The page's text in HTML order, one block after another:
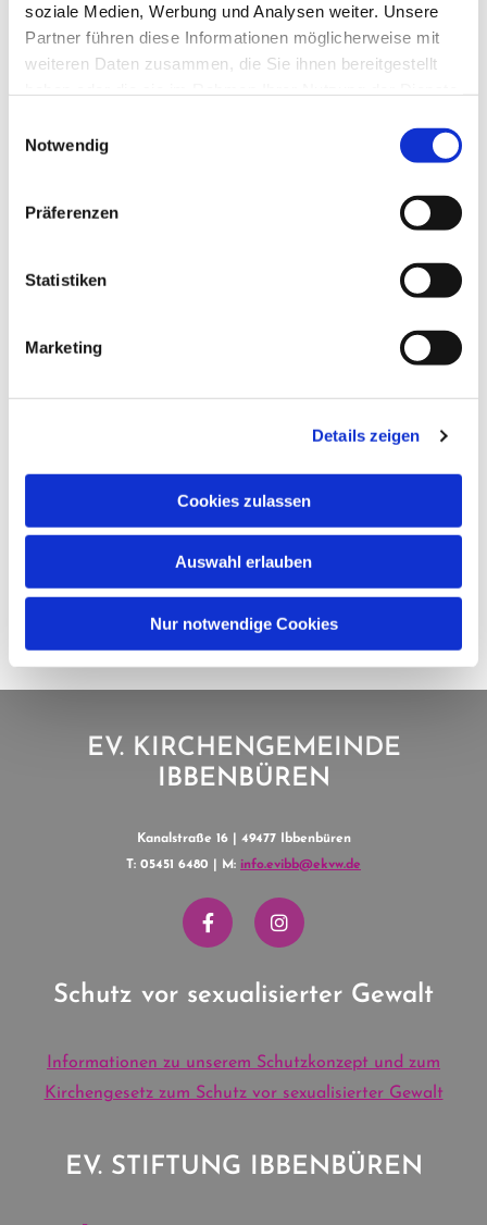
soziale Medien, Werbung und Analysen weiter. Unsere
Partner führen diese Informationen möglicherweise mit
weiteren Daten zusammen, die Sie ihnen bereitgestellt
Notwendig
Präferenzen
Statistiken
Marketing
Details zeigen
Cookies zulassen
Auswahl erlauben
Nur notwendige Cookies
Dies könnte Sie auch
interessieren
EV. KIRCHENGEMEINDE
IBBENBÜREN
Kanalstraße 16 | 49477 Ibbenbüren
T: 05451 6480 | M: info.evibb@ekvw.de
Schutz vor sexualisierter Gewalt
Informationen zu unserem Schutzkonzept und zum
Kirchengesetz zum Schutz vor sexualisierter Gewalt
EV. STIFTUNG IBBENBÜREN